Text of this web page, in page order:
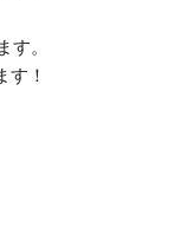
す。
す！